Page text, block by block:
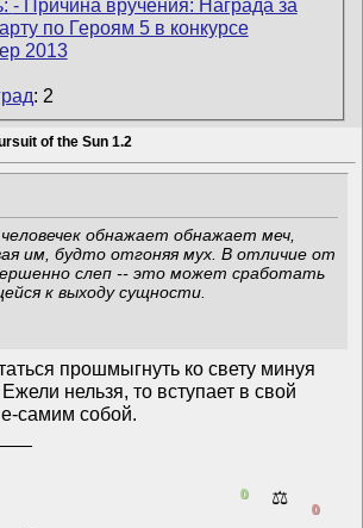
: 2
of the Sun 1.2
обнажает обнажает меч,
им, будто отгоняя мух. В отличие от
слеп -- это может сработать
к выходу сущности.
прошмыгнуть ко свету минуя
нельзя, то вступает в свой
самим собой.
0 ⚖️
0